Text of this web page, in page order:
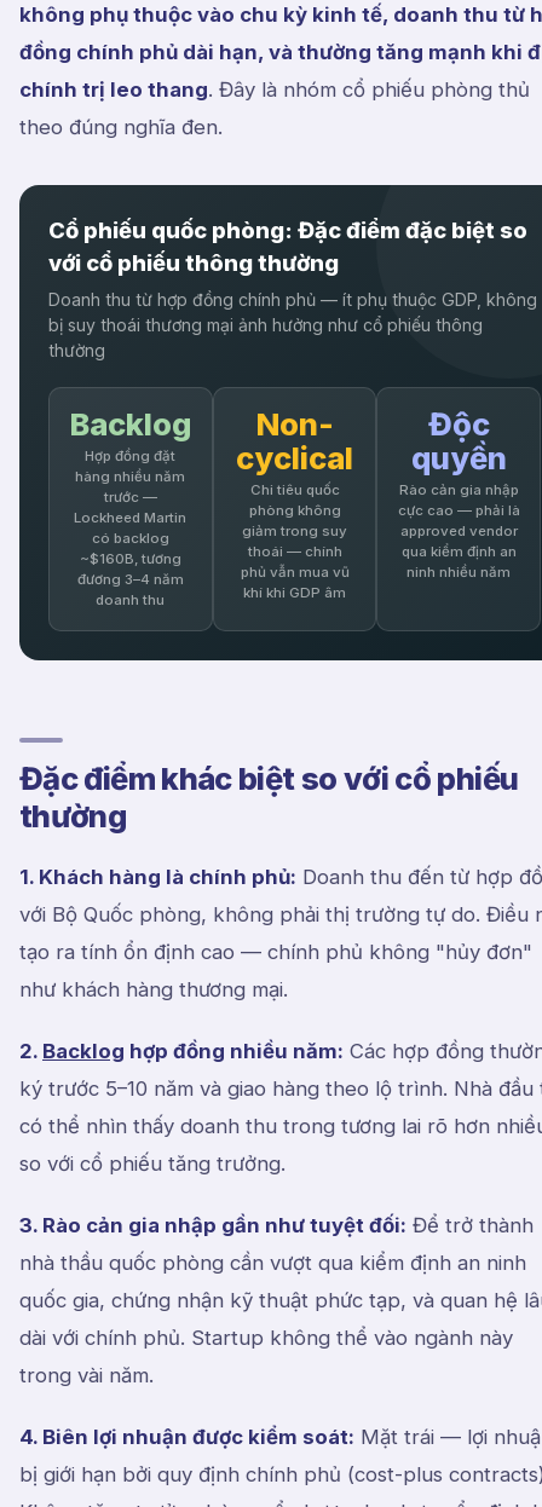
không phụ thuộc vào chu kỳ kinh tế, doanh thu từ
đồng chính phủ dài hạn, và thường tăng mạnh khi
chính trị leo thang. Đây là nhóm cổ phiếu phòng thủ
theo đúng nghĩa đen.
Cổ phiếu quốc phòng: Đặc điểm đặc biệt so
với cổ phiếu thông thường
Doanh thu từ hợp đồng chính phủ — ít phụ thuộc GDP, không
bị suy thoái thương mại ảnh hưởng như cổ phiếu thông
thường
Backlog
Hợp đồng đặt
hàng nhiều năm
trước —
Lockheed Martin
có backlog
~$160B, tương
đương 3–4 năm
doanh thu
Non-
cyclical
Chi tiêu quốc
phòng không
giảm trong suy
thoái — chính
phủ vẫn mua vũ
khí khi GDP âm
Độc
quyền
Rào cản gia nhập
cực cao — phải là
approved vendor
qua kiểm định an
ninh nhiều năm
Đặc điểm khác biệt so với cổ phiếu
thường
1. Khách hàng là chính phủ: Doanh thu đến từ hợp
với Bộ Quốc phòng, không phải thị trường tự do. Điều
tạo ra tính ổn định cao — chính phủ không "hủy đơn"
như khách hàng thương mại.
2. Backlog hợp đồng nhiều năm: Các hợp đồng
ký trước 5–10 năm và giao hàng theo lộ trình. Nhà đầu
có thể nhìn thấy doanh thu trong tương lai rõ hơn
so với cổ phiếu tăng trưởng.
3. Rào cản gia nhập gần như tuyệt đối: Để trở thành
nhà thầu quốc phòng cần vượt qua kiểm định an ninh
quốc gia, chứng nhận kỹ thuật phức tạp, và quan hệ
dài với chính phủ. Startup không thể vào ngành này
trong vài năm.
4. Biên lợi nhuận được kiểm soát: Mặt trái — lợi
bị giới hạn bởi quy định chính phủ (cost-plus